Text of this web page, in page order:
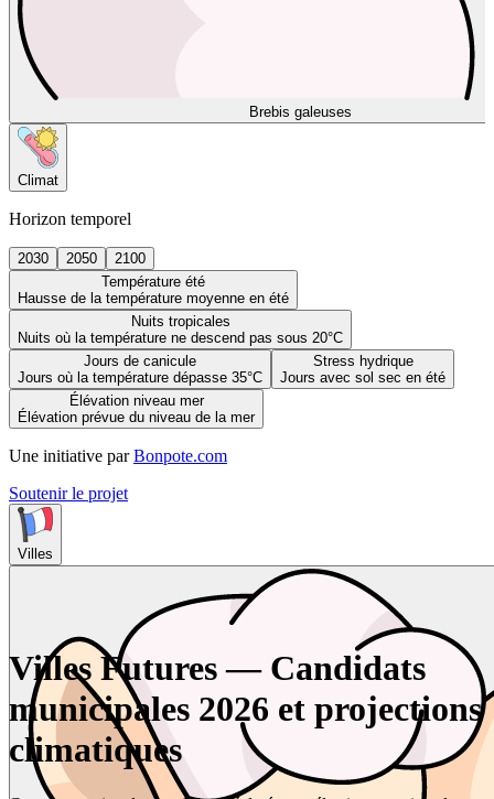
Brebis galeuses
Climat
Horizon temporel
2030 2050
2100
Température été
Hausse de la température moyenne en été
Nuits tropicales
Nuits où la température ne descend pas sous 20°C
Jours de canicule
Jours où la température dépasse 35°C
Stress hydrique
Jours avec sol sec en été
Élévation niveau mer
Élévation prévue du niveau de la mer
Une initiative par Bonpote.com
Soutenir le projet
Villes
Villes Futures — Candidats
municipales 2026 et projections
climatiques